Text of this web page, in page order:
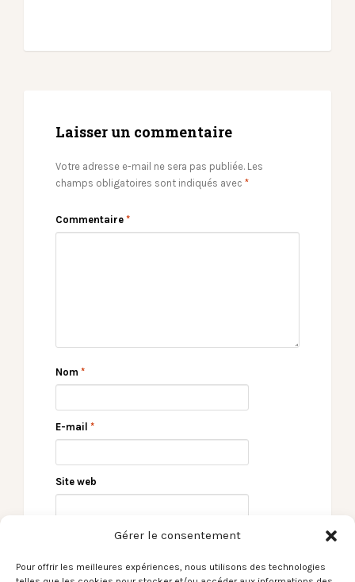
Gérer le consentement
Pour offrir les meilleures expériences, nous utilisons des technologies
Laisser un commentaire
Votre adresse e-mail ne sera pas publiée. Les
champs obligatoires sont indiqués avec *
Commentaire *
Nom *
E-mail *
Site web